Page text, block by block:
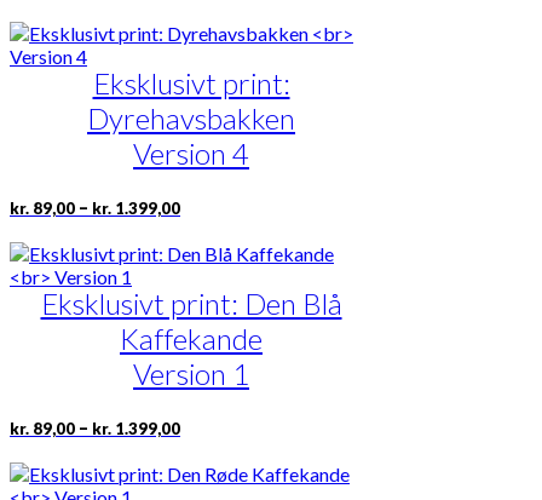
kr. 1.399,00
har
varianter.
Mulighederne
kan
vælges
på
Eksklusivt print:
Dyrehavsbakken
Version 4
kr. 89,00 – kr. 1.399,00Prisinterval:
kr. 1.399,00
Dette
har
varianter.
Mulighederne
kan
vælges
på
Eksklusivt print: Den Blå
Kaffekande
Version 1
kr. 89,00 – kr. 1.399,00Prisinterval:
kr. 1.399,00
Dette
har